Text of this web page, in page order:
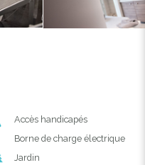
Accès handicapés
Borne de charge électrique
Jardin